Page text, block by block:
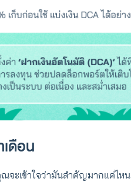
ดือน
ะเข้าใจว่ามันสำคัญมากแค่ไหน